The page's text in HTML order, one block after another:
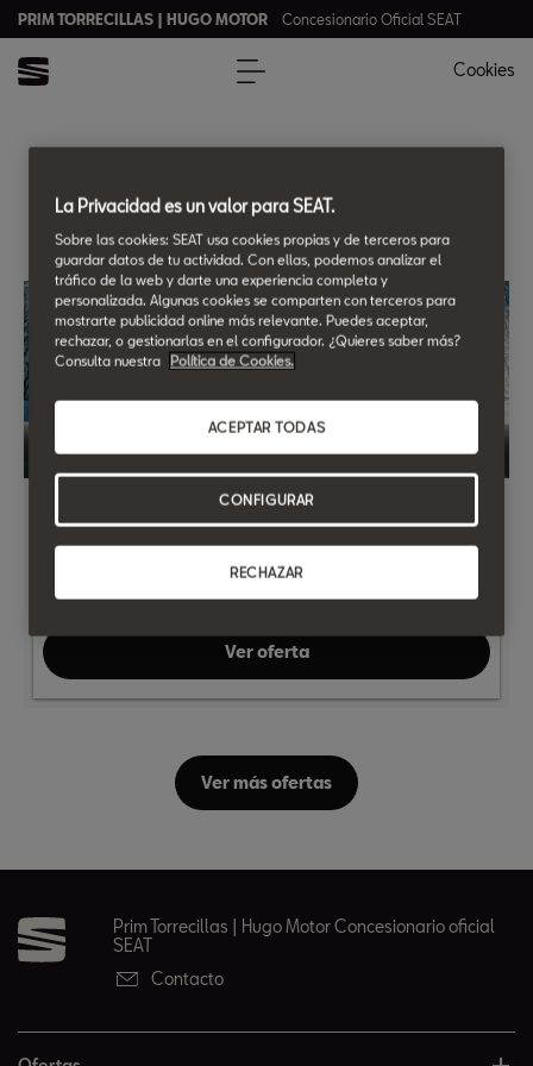
PRIM TORRECILLAS | HUGO MOTOR Concesionario Oficial SEAT
Cookies
HUGO MOTOR
Revisión Pre-ITV gratis.
Preparamos tu SEAT para que pases la ITV sin ningún
Ver oferta
Ver más ofertas
Prim Torrecillas | Hugo Motor Concesionario oficial
SEAT
Contacto
La Privacidad es un valor para SEAT.
Sobre las cookies: SEAT usa cookies propias y de terceros para
guardar datos de tu actividad. Con ellas, podemos analizar el
tráfico de la web y darte una experiencia completa y
personalizada. Algunas cookies se comparten con terceros para
mostrarte publicidad online más relevante. Puedes aceptar,
rechazar, o gestionarlas en el configurador. ¿Quieres saber más?
Consulta nuestra
Política de Cookies.
RECHAZAR
ACEPTAR TODAS
CONFIGURAR